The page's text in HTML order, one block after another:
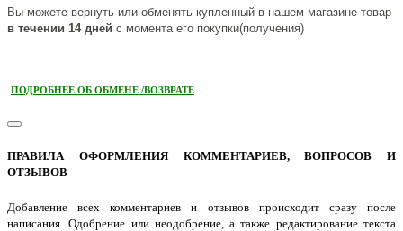
Вы можете вернуть или обменять купленный в нашем магазине товар
в течении 14 дней с момента его покупки(получения)
ПОДРОБНЕЕ ОБ ОБМЕНЕ /ВОЗВРАТЕ
ПРАВИЛА ОФОРМЛЕНИЯ КОММЕНТАРИЕВ, ВОПРОСОВ И
ОТЗЫВОВ
Добавление всех комментариев и отзывов происходит сразу после
написания. Одобрение или неодобрение, а также редактирование текста